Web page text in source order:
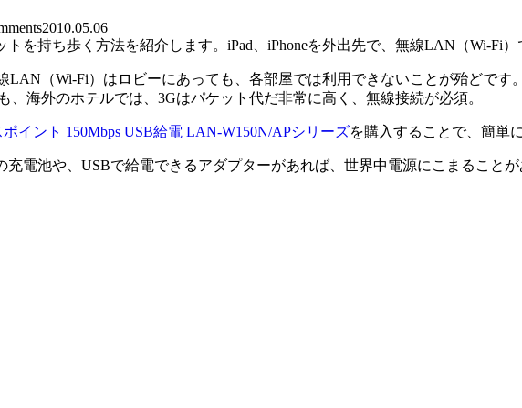
2010.05.06
を持ち歩く方法を紹介します。iPad、iPhoneを外出先で、無線LAN（Wi-Fi）
（Wi-Fi）はロビーにあっても、各部屋では利用できないことが殆どです
、海外のホテルでは、3Gはパケット代だ非常に高く、無線接続が必須。
イント 150Mbps USB給電 LAN-W150N/APシリーズを購入することで、簡単
電池や、USBで給電できるアダプターがあれば、世界中電源にこまることが